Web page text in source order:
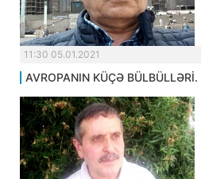
11:30 05.01.2021
AVROPANIN KÜÇƏ BÜLBÜLLƏRİ.